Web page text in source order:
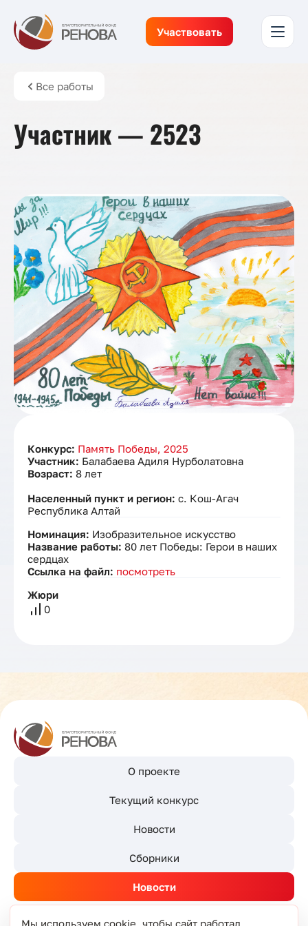
Участвовать
Все работы
Участник — 2523
Конкурс: Память Победы, 2025
Участник: Балабаева Адиля Нурболатовна
Возраст: 8 лет
Населенный пункт и регион: с. Кош-Агач
Республика Алтай
Номинация: Изобразительное искусство
Название работы: 80 лет Победы: Герои в наших
сердцах
Ссылка на файл: посмотреть
Жюри
0
О проекте
Текущий конкурс
Новости
Сборники
Новости
Мы используем cookie, чтобы сайт работал